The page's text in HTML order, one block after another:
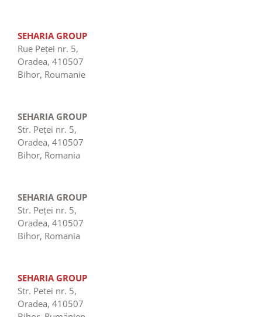
SEHARIA GROUP
Rue Peţei nr. 5,
Oradea, 410507
Bihor, Roumanie
SEHARIA GROUP
Str. Peţei nr. 5,
Oradea, 410507
Bihor, Romania
SEHARIA GROUP
Str. Peţei nr. 5,
Oradea, 410507
Bihor, Romania
SEHARIA GROUP
Str. Petei nr. 5,
Oradea, 410507